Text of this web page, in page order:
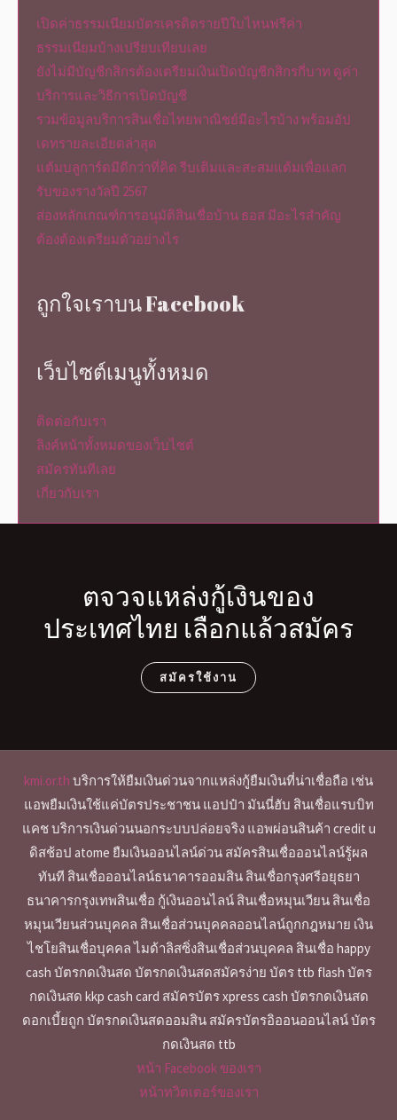
เปิดค่าธรรมเนียมบัตรเครดิตรายปีใบไหนฟรีค่า
ธรรมเนียมบ้างเปรียบเทียบเลย
ยังไม่มีบัญชีกสิกรต้องเตรียมเงินเปิดบัญชีกสิกรกี่บาท ดูค่า
บริการและวิธีการเปิดบัญชี
รวมข้อมูลบริการสินเชื่อไทยพาณิชย์มีอะไรบ้าง พร้อมอัป
เดทรายละเอียดล่าสุด
แต้มบลูการ์ดมีดีกว่าที่คิด รีบเติมและสะสมแต้มเพื่อแลก
รับของรางวัลปี 2567
ส่องหลักเกณฑ์การอนุมัติสินเชื่อบ้าน ธอส มีอะไรสำคัญ
ต้องต้องเตรียมตัวอย่างไร
ถูกใจเราบน Facebook
เว็บไซต์เมนูทั้งหมด
ติดต่อกับเรา
ลิงค์หน้าทั้งหมดของเว็บไซต์
สมัครทันทีเลย
เกี่ยวกับเรา
ตจวจแหล่งกู้เงินของ
ประเทศไทย เลือกแล้วสมัคร
สมัครใช้งาน
kmi.or.th บริการให้ยืมเงินด่วนจากแหล่งกู้ยืมเงินที่น่าเชื่อถือ เช่น
แอพยืมเงินใช้แค่บัตรประชาชน แอปป๋า มันนี่ฮับ สินเชื่อแรบบิท
แคช บริการเงินด่วนนอกระบบปล่อยจริง แอพผ่อนสินค้า credit u
ดิสช้อป atome ยืมเงินออนไลน์ด่วน สมัครสินเชื่อออนไลน์รู้ผล
ทันที สินเชื่อออนไลน์ธนาคารออมสิน สินเชื่อกรุงศรีอยุธยา
ธนาคารกรุงเทพสินเชื่อ กู้เงินออนไลน์ สินเชื่อหมุนเวียน สินเชื่อ
หมุนเวียนส่วนบุคคล สินเชื่อส่วนบุคคลออนไลน์ถูกกฎหมาย เงิน
ไชโยสินเชื่อบุคคล ไมด้าลิสซิ่งสินเชื่อส่วนบุคคล สินเชื่อ happy
cash บัตรกดเงินสด บัตรกดเงินสดสมัครง่าย บัตร ttb flash บัตร
กดเงินสด kkp cash card สมัครบัตร xpress cash บัตรกดเงินสด
ดอกเบี้ยถูก บัตรกดเงินสดออมสิน สมัครบัตรอิออนออนไลน์ บัตร
กดเงินสด ttb
หน้า Facebook ของเรา
หน้าทวิตเตอร์ของเรา